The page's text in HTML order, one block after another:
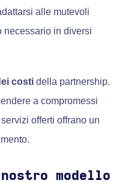
alle mutevoli
necessario in diversi
costi della partnership.
a compromessi
offerti offrano un
modello